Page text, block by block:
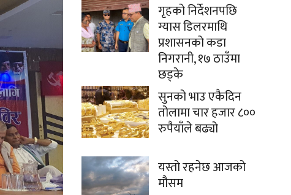
गृहको निर्देशनपछि
ग्यास डिलरमाथि
प्रशासनको कडा
निगरानी, १७ ठाउँमा
छड्के
सुनको भाउ एकैदिन
तोलामा चार हजार ८००
रुपैयाँले बढ्यो
यस्तो रहनेछ आजको
मौसम